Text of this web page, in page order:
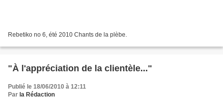
Rebetiko no 6, été 2010 Chants de la plèbe.
"À l'appréciation de la clientèle..."
Publié le 18/06/2010 à 12:11
Par la Rédaction